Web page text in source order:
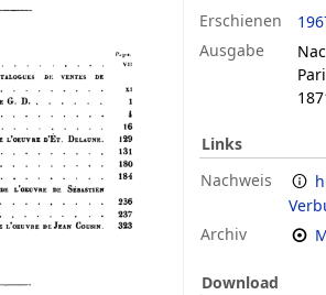
Erschienen
Ausgabe
Links
Nachweis
Archiv
Download